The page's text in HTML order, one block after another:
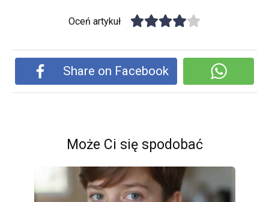
Oceń artykuł
Share on Facebook
Może Ci się spodobać